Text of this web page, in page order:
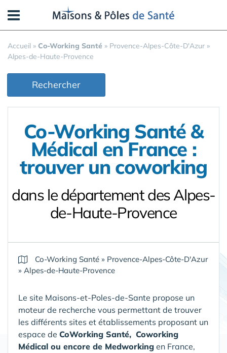
Accueil » Co-Working Santé » Provence-Alpes-Côte-D'Azur »
Alpes-de-Haute-Provence
Rechercher
Co-Working Santé &
Médical en France :
trouver un coworking
dans le département des Alpes-
de-Haute-Provence
Co-Working Santé » Provence-Alpes-Côte-D'Azur
» Alpes-de-Haute-Provence
Le site Maisons-et-Poles-de-Sante propose un
moteur de recherche vous permettant de trouver
les différents sites et établissements proposant un
espace de CoWorking Santé, Coworking
Médical ou encore de Medworking en France,
Panneau de gestion des cookies